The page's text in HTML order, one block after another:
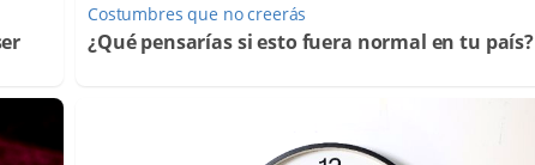
Costumbres que no creerás
¿Qué pensarías si esto fuera normal en tu país?